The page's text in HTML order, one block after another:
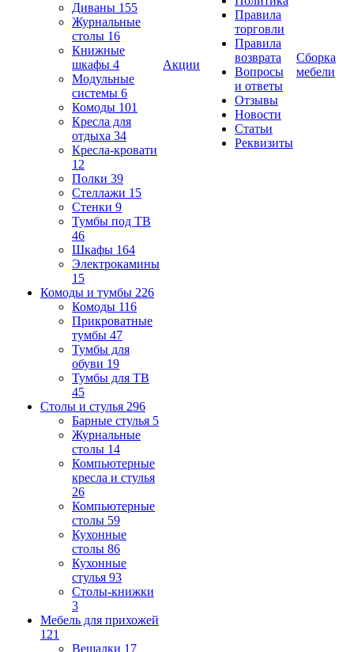
Диваны 155
Журнальные
столы 16
Книжные
шкафы 4
Модульные
системы 6
Комоды 101
Кресла для
отдыха 34
Кресла-кровати
12
Полки 39
Стеллажи 15
Стенки 9
Тумбы под ТВ
46
Шкафы 164
Электрокамины
15
Комоды и тумбы 226
Комоды 116
Прикроватные
тумбы 47
Тумбы для
обуви 19
Тумбы для ТВ
45
Столы и стулья 296
Барные стулья 5
Журнальные
столы 14
Компьютерные
кресла и стулья
26
Компьютерные
столы 59
Кухонные
столы 86
Кухонные
стулья 93
Столы-книжки
3
Мебель для прихожей
121
Вешалки 17
Акции
Правила
торговли
Правила
возврата
Вопросы
и ответы
Отзывы
Новости
Статьи
Реквизиты
Сборка
мебели